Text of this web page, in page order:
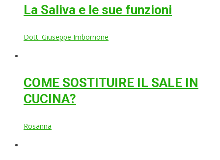
La Saliva e le sue funzioni
Dott. Giuseppe Imbornone
COME SOSTITUIRE IL SALE IN
CUCINA?
Rosanna